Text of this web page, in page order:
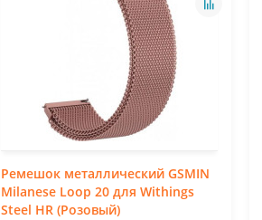
Ремешок металлический GSMIN
Milanese Loop 20 для Withings
Steel HR (Розовый)